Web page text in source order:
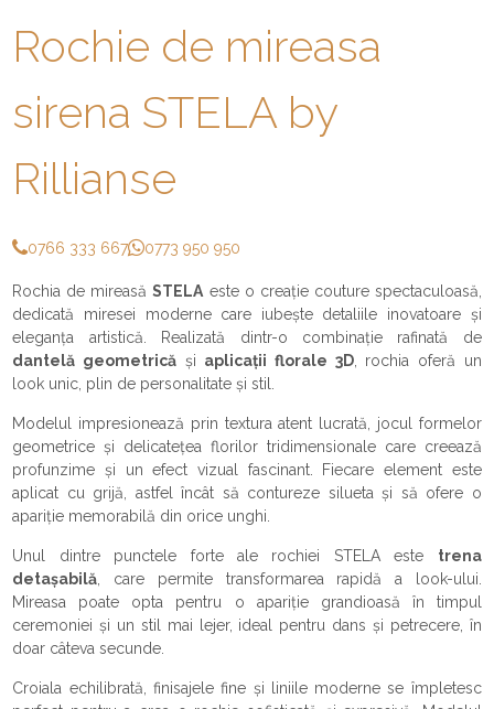
Rochie de mireasa
sirena STELA by
Rillianse
0766 333 667 0773 950 950
Rochia de mireasăSTELA este o creație couture spectaculoasă,
dedicată miresei moderne care iubește detaliile inovatoare și
eleganța artistică. Realizată dintr-o combinație rafinată de
dantelă geometricăși aplicații florale 3D, rochia oferă un
look unic, plin de personalitate și stil.
Modelul impresionează prin textura atent lucrată, jocul formelor
geometrice și delicatețea florilor tridimensionale care creează
profunzime și un efect vizual fascinant. Fiecare element este
aplicat cu grijă, astfel încât să contureze silueta și să ofere o
apariție memorabilă din orice unghi.
Unul dintre punctele forte ale rochiei STELA este trena
detașabilă , care permite transformarea rapidă a look-ului.
Mireasa poate opta pentru o apariție grandioasă în timpul
ceremoniei și un stil mai lejer, ideal pentru dans și petrecere, în
doar câteva secunde.
Croiala echilibrată, finisajele fine și liniile moderne se împletesc